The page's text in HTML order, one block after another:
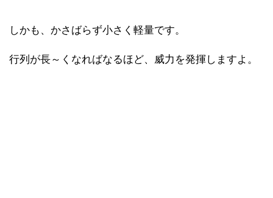
しかも、かさばらず小さく軽量です。
行列が長～くなればなるほど、威力を発揮しますよ。